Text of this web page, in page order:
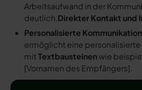
Arbeitsaufwand in der
deutlich.Direkter Kontakt und
Personalisierte
ermöglicht eine
mitTextbausteinenwie
[Vornamen des Empfängers].